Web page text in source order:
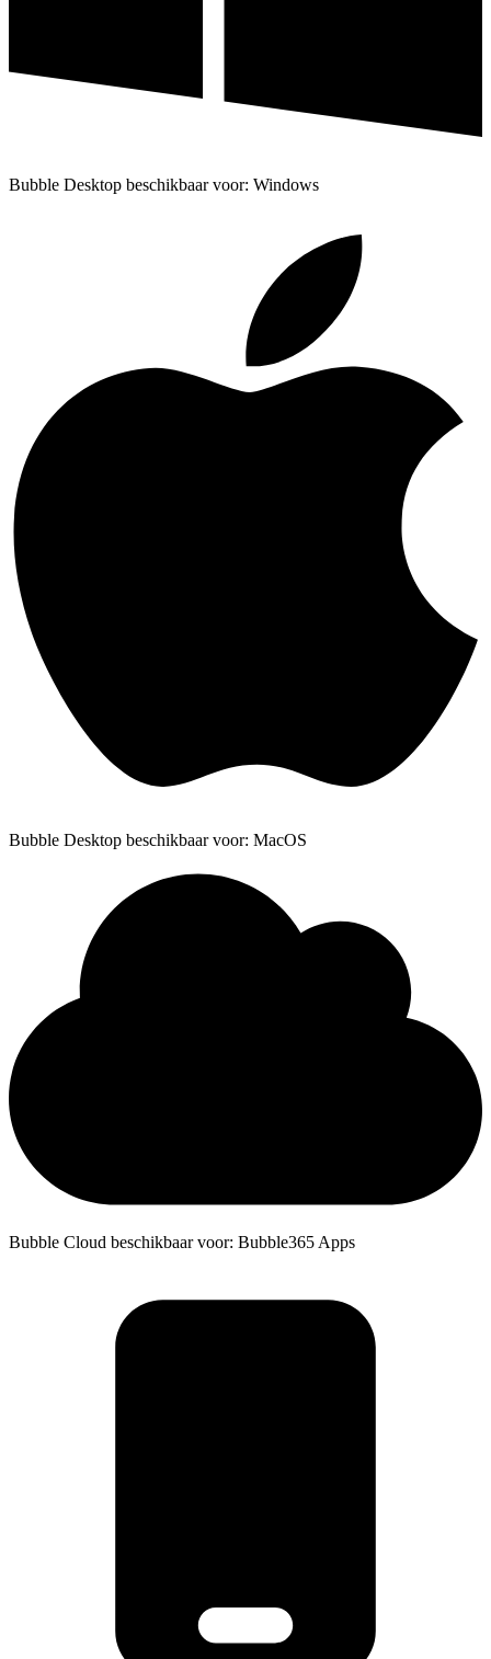
Bubble Desktop beschikbaar voor: Windows
Bubble Desktop beschikbaar voor: MacOS
Bubble Cloud beschikbaar voor: Bubble365 Apps